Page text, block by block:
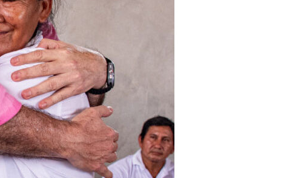
privacy and